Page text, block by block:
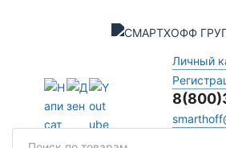
Личный